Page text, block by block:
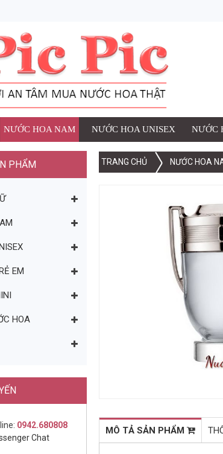
NƯỚC HOA NAM NƯỚC HOA UNISEX NƯỚC
PHẨM
EM
HOA
0942.680808
Chat
TRANG CHỦ NƯỚC HOA
1 SẢN PHẨM ĐÃ ĐƯỢC THÊM VÀO
NƯỚC HOA NAM INVICTUS EDT
Thương hiệu: Paco Rabanne
Số lượng:
Giá: đ
TIẾP TỤC MUA HÀNG
BẠN CÓ THỂ THÍCH
LAUREN POLO BLUE EDP
2.550.000đ
Mua ngay
NƯỚC HOA NAM
HUGO DARK BLUE
1.530.000đ
Mua
MÔ TẢ SẢN PHẨM